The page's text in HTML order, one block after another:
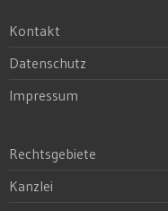
Kontakt
Datenschutz
Impressum
Rechtsgebiete
Kanzlei